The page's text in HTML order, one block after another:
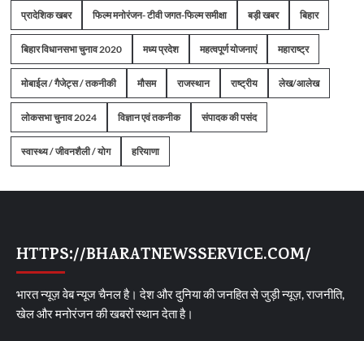
प्रादेशिक खबर फिल्म मनोरंजन- टीवी जगत-फिल्म समीक्षा बड़ी खबर बिहार
बिहार विधानसभा चुनाव 2020 मध्य प्रदेश महत्वपूर्ण योजनाएं महाराष्ट्र
मोबाईल / गैजेट्स / तकनीकी मौसम राजस्थान राष्ट्रीय लेख/आलेख
लोकसभा चुनाव 2024 विज्ञान एवं तकनीक संपादक की पसंद
स्वास्थ्य / जीवनशैली / योग हरियाणा
HTTPS://BHARATNEWSSERVICE.COM/
भारत न्यूज़ वेब न्यूज चैनल है। देश और दुनिया की जनहित से जुड़ी न्यूज़, राजनीति,
खेल और मनोरंजन की खबरों स्थान देता है।